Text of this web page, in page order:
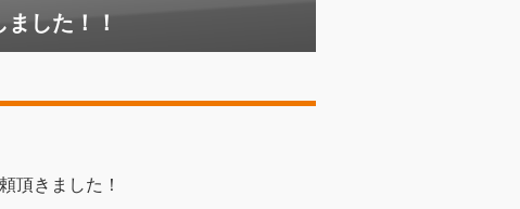
した！！
頂きました！